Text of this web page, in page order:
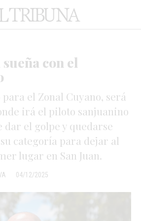
con el
el Zonal Cuyano, será
irá el piloto sanjuanino
dar el golpe y quedarse
categoría para dejar al
lugar en San Juan.
04/12/2025